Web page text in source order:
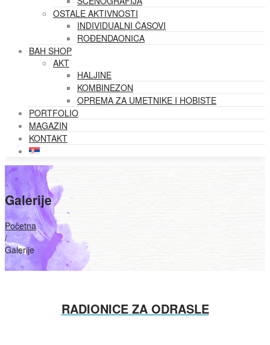
OSTALE AKTIVNOSTI
INDIVIDUALNI ČASOVI
ROĐENDAONICA
BAH SHOP
AKT
HALJINE
KOMBINEZON
OPREMA ZA UMETNIKE I HOBISTE
PORTFOLIO
MAGAZIN
KONTAKT
Galerije
Početna
/
Galerije
RADIONICE ZA ODRASLE